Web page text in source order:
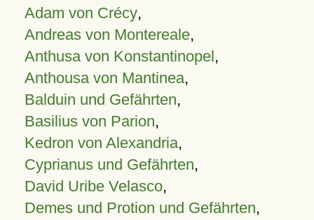
Adam von Crécy,
Andreas von Montereale,
Anthusa von Konstantinopel,
Anthousa von Mantinea,
Balduin und Gefährten,
Basilius von Parion,
Kedron von Alexandria,
Cyprianus und Gefährten,
David Uribe Velasco,
Demes und Protion und Gefährten,